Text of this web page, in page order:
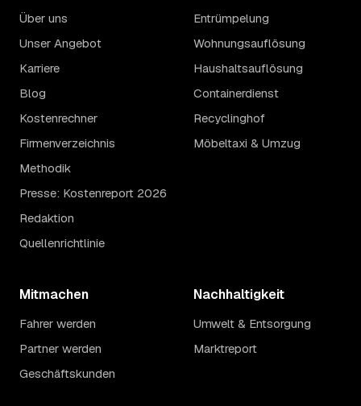
Über uns
Unser Angebot
Karriere
Blog
Kostenrechner
Firmenverzeichnis
Methodik
Presse: Kostenreport 2026
Redaktion
Quellenrichtlinie
Entrümpelung
Wohnungsauflösung
Haushaltsauflösung
Containerdienst
Recyclinghof
Möbeltaxi & Umzug
Mitmachen
Fahrer werden
Partner werden
Geschäftskunden
Nachhaltigkeit
Umwelt & Entsorgung
Marktreport